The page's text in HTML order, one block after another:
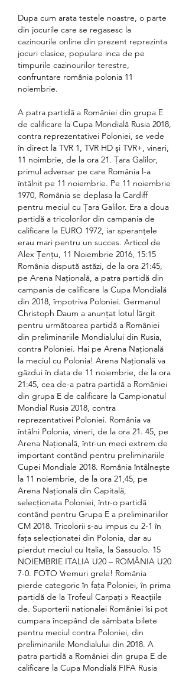
Dupa cum arata testele noastre, o parte
din jocurile care se regasesc la
cazinourile online din prezent reprezinta
jocuri clasice, populare inca de pe
timpurile cazinourilor terestre,
confruntare românia polonia 11
noiembrie.
A patra partidă a României din grupa E
de calificare la Cupa Mondială Rusia 2018,
contra reprezentativei Poloniei, se vede
în direct la TVR 1, TVR HD şi TVR+, vineri,
11 noimbrie, de la ora 21. Ţara Galilor,
primul adversar pe care România l-a
întâlnit pe 11 noiembrie. Pe 11 noiembrie
1970, România se deplasa la Cardiff
pentru meciul cu Ţara Galilor. Era a doua
partidă a tricolorilor din campania de
calificare la EURO 1972, iar speranţele
erau mari pentru un succes. Articol de
Alex Țențu, 11 Noiembrie 2016, 15:15
România dispută astăzi, de la ora 21:45,
pe Arena Națională, a patra partidă din
campania de calificare la Cupa Mondială
din 2018, împotriva Poloniei. Germanul
Christoph Daum a anunțat lotul lărgit
pentru următoarea partidă a României
din preliminariile Mondialului din Rusia,
contra Poloniei. Hai pe Arena Națională
la meciul cu Polonia! Arena Națională va
găzdui în data de 11 noiembrie, de la ora
21:45, cea de-a patra partidă a României
din grupa E de calificare la Campionatul
Mondial Rusia 2018, contra
reprezentativei Poloniei. România va
întâlni Polonia, vineri, de la ora 21. 45, pe
Arena Națională, într-un meci extrem de
important contând pentru preliminariile
Cupei Mondiale 2018. România întâlnește
la 11 noiembrie, de la ora 21,45, pe
Arena Națională din Capitală,
selecționata Poloniei, într-o partidă
contând pentru Grupa E a preliminariilor
CM 2018. Tricolorii s-au impus cu 2-1 în
fața selecționatei din Polonia, dar au
pierdut meciul cu Italia, la Sassuolo. 15
NOIEMBRIE ITALIA U20 – ROMÂNIA U20
7-0. FOTO Vremuri grele! România
pierde categoric în fața Poloniei, în prima
partidă de la Trofeul Carpați » Reacțiile
de. Suporterii nationalei României îsi pot
cumpara începând de sâmbata bilete
pentru meciul contra Poloniei, din
preliminariile Mondialului din 2018. A
patra partidă a României din grupa E de
calificare la Cupa Mondială FIFA Rusia